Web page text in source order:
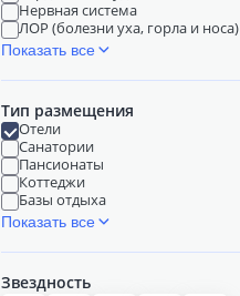
Нервная система
ЛОР (болезни уха, горла и носа)
Показать все
Тип размещения
Отели
Санатории
Пансионаты
Коттеджи
Базы отдыха
Показать все
Звездность